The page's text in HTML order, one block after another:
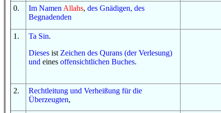
0. Im Namen Allahs, des Gnädigen, des
Begnadenden
1 . Ta Sin.
Dieses ist Zeichen des Qurans (der Verlesung)
und eines offensichtlichen Buches.
2. Rechtleitung und Verheißung für die
Überzeugten,